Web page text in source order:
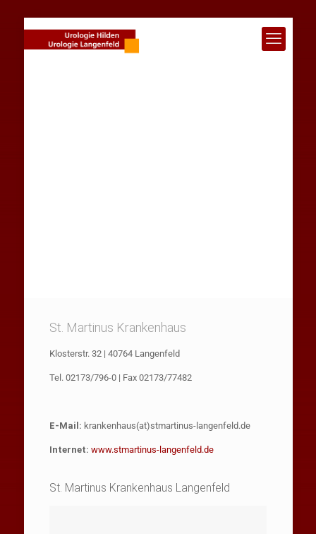
St. Martinus Krankenhaus
Klosterstr. 32 | 40764 Langenfeld
Tel. 02173/796-0 | Fax 02173/77482
E-Mail: krankenhaus(at)stmartinus-langenfeld.de
Internet: www.stmartinus-langenfeld.de
St. Martinus Krankenhaus Langenfeld